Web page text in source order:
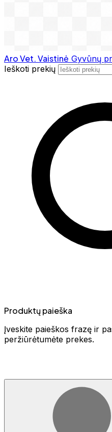
Aro Vet. Vaistinė Gyvūnų
Ieškoti prekių
Produktų paieška
Įveskite paieškos frazę ir
peržiūrėtumėte prekes.